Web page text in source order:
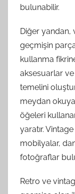
bulunabilir.
Diğer yandan,
geçmişin
kullanma
aksesuarlar ve
temelini
meydan
öğeleri
yaratır.
mobilyalar,
fotoğraflar
Retro ve